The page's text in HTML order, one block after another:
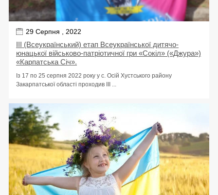
29 Серпня , 2022
ІІІ (Всеукраїнський) етап Всеукраїнської дитячо-
юнацької військово-патріотичної гри «Сокіл» («Джура»)
«Карпатська Січ».
Із 17 по 25 серпня 2022 року у с. Осій Хустського району
Закарпатської області проходив ІІІ ...